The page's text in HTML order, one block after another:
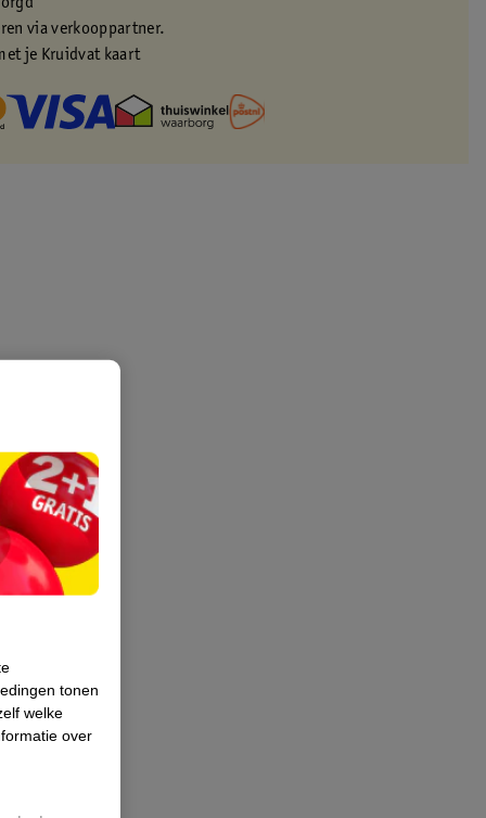
via verkooppartner.
je Kruidvat kaart
tonen
welke
over